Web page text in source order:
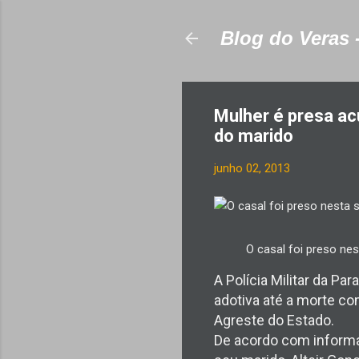
Blog do Veras
Mulher é presa
do marido
junho 02, 2013
O casal foi preso
A Polícia Militar da
adotiva até a morte
Agreste do Estado.
De acordo com